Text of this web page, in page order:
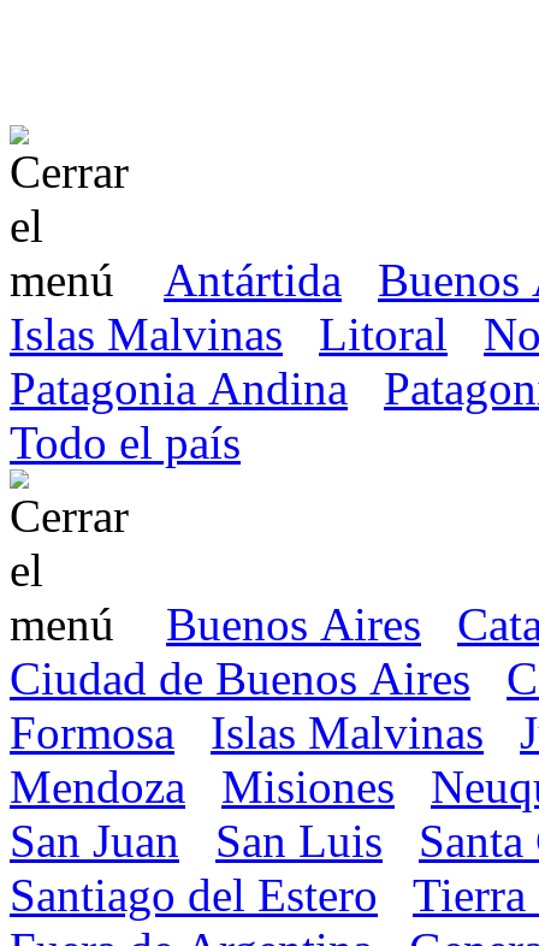
Antártida
Buenos
Islas Malvinas
Litoral
Patagonia Andina
Todo el país
Buenos Aires
Ciudad de Buenos Aires
Formosa
Islas Malvinas
Mendoza
Misiones
San Juan
San Luis
Santiago del Estero
Tierra